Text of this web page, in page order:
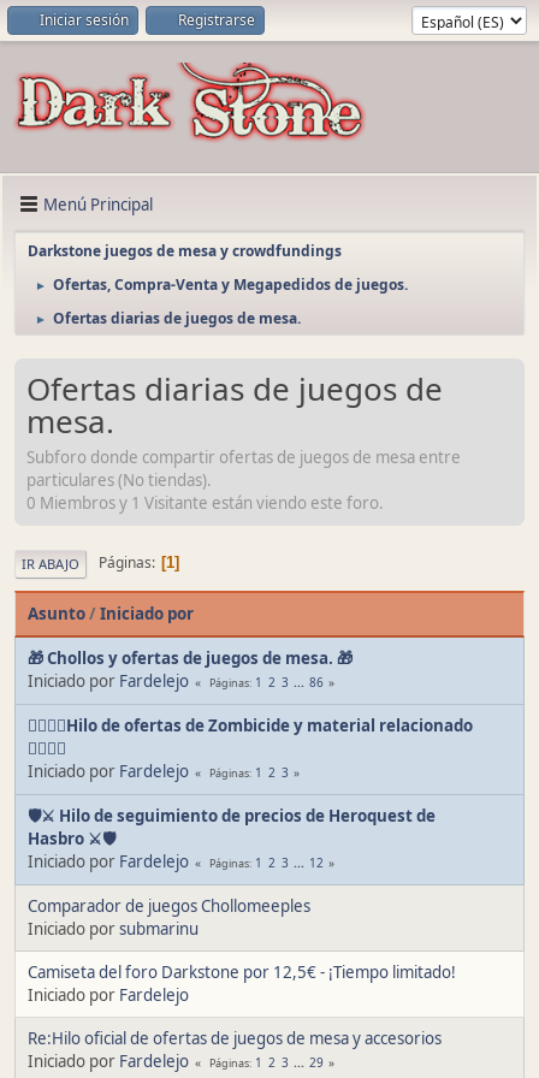
Iniciar sesión Registrarse
Menú Principal
Darkstone juegos de mesa y crowdfundings
► Ofertas, Compra-Venta y Megapedidos de juegos.
► Ofertas diarias de juegos de mesa.
Ofertas diarias de juegos de
mesa.
Subforo donde compartir ofertas de juegos de mesa entre
particulares (No tiendas).
0 Miembros y 1 Visitante están viendo este foro.
IR ABAJO Páginas 1
Asunto/Iniciado por
🎁 Chollos y ofertas de juegos de mesa. 🎁
Iniciado por Fardelejo Páginas 1 2 3 ... 86
🧟‍♂️🧟‍♀️Hilo de ofertas de Zombicide y material relacionado
🧟‍♀️🧟‍♂️
Iniciado por Fardelejo Páginas 1 2 3
🛡⚔ Hilo de seguimiento de precios de Heroquest de
Hasbro ⚔🛡
Iniciado por Fardelejo Páginas 1 2 3 ... 12
Comparador de juegos Chollomeeples
Iniciado porsubmarinu
Camiseta del foro Darkstone por 12,5€ - ¡Tiempo limitado!
Iniciado por Fardelejo
Re:Hilo oficial de ofertas de juegos de mesa y accesorios
Iniciado por Fardelejo Páginas 1 2 3 ... 29